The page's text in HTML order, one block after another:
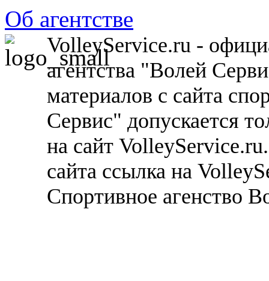
Об агентстве
VolleyService.ru -
агентства "Волей
материалов с сайта
Сервис" допускается
на сайт
сайта ссылка на
Спортивное агенство